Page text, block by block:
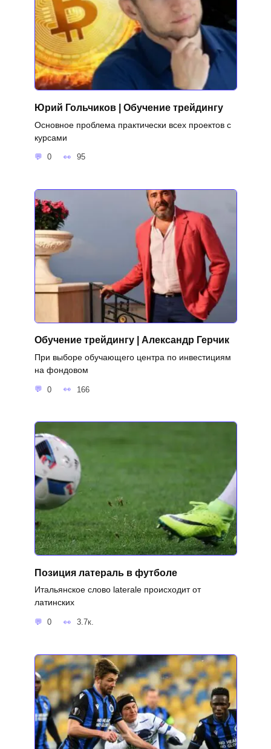
Юрий Гольчиков | Обучение трейдингу
Основное проблема практически всех проектов с
курсами
0 95
Обучение трейдингу | Александр Герчик
При выборе обучающего центра по инвестициям
на фондовом
0 166
Позиция латераль в футболе
Итальянское слово laterale происходит от
латинских
0 3.7к.